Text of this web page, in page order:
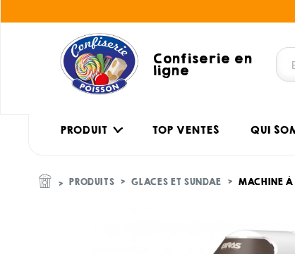
Confiserie en
ligne
PRODUIT TOP VENTES QUI
PRODUITS GLACES ET SUNDAE MACHINE À